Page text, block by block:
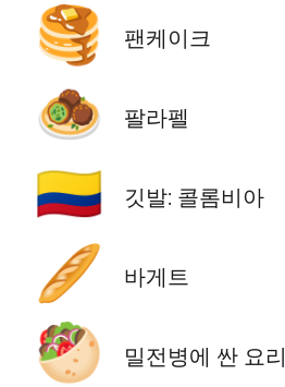
🥞 팬케이크
🧆 팔라펠
🇨🇴 깃발: 콜롬비아
🥖 바게트
🥙 밀전병에 싼 요리